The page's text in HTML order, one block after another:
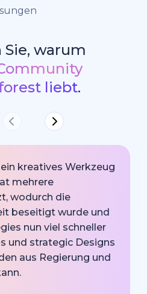
Sie, warum
liebt.
kreatives Werkzeug
mehrere
wodurch die
beseitigt wurde und
nun viel schneller
und strategic Designs
aus Regierung und